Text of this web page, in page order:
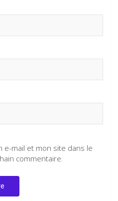
e-mail et mon site dans le
commentaire.